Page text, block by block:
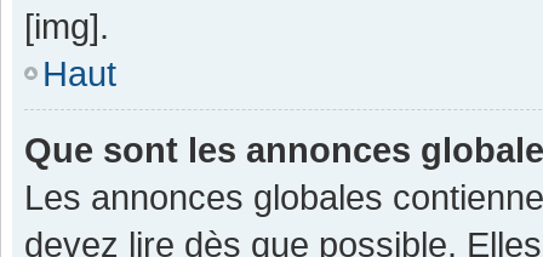
[img].
Haut
Que sont les annonces
Les annonces globales
devez lire dès que possible.